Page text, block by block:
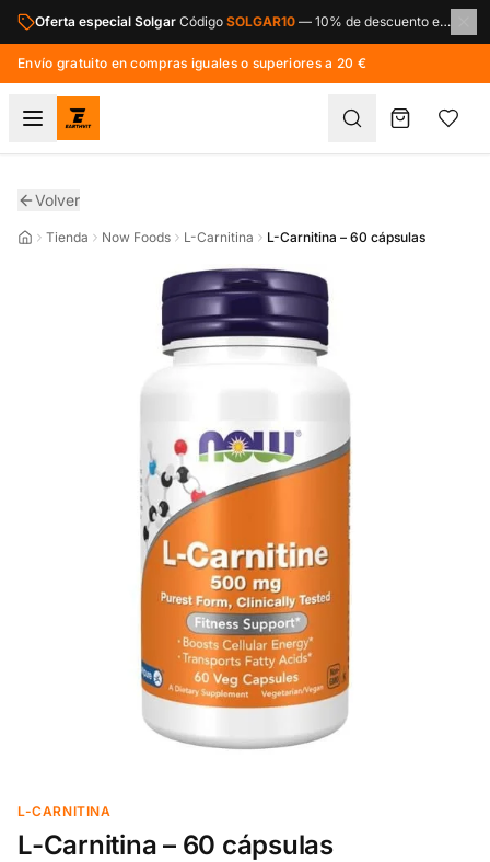
Saltar al contenido principal
Oferta especial Solgar Código SOLGAR10 — 10% de descuento en toda la marca Solgar.
Envío gratuito en compras iguales o superiores a 20 €
Volver
Tienda Now Foods L-Carnitina L-Carnitina – 60 cápsulas
L-CARNITINA
L-Carnitina – 60 cápsulas